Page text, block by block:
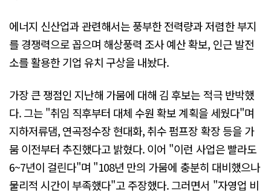
에너지 신산업과 관련해서는 풍부한 전력량과 저렴한 부지
를 경쟁력으로 꼽으며 해상풍력 조사 예산 확보, 인근 발전
소를 활용한 기업 유치 구상을 내놨다.
가장 큰 쟁점인 지난해 가뭄에 대해 김 후보는 적극 반박했
다. 그는 "취임 직후부터 대체 수원 확보 계획을 세웠다"며
지하저류댐, 연곡정수장 현대화, 취수 펌프장 확장 등을 가
뭄 이전부터 추진했다고 밝혔다. 이어 "이런 사업은 빨라도
6~7년이 걸린다"며 "108년 만의 가뭄에 충분히 대비했으나
물리적 시간이 부족했다"고 주장했다. 그러면서 "자영업 비